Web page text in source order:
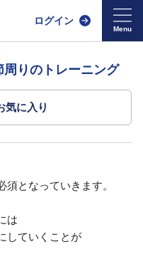
ログイン
りのトレーニング
気に入り
須となっていきます。
は
していくことが